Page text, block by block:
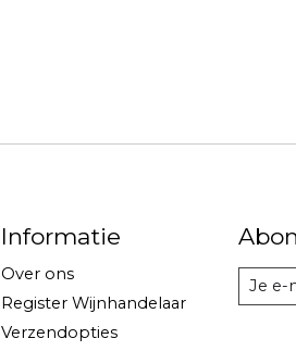
Informatie
Over ons
Register Wijnhandelaar
Verzendopties